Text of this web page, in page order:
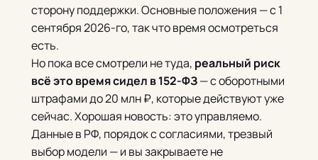
сторону поддержки. Основные положения — с 1
сентября 2026-го, так что время осмотреться
есть.
Но пока все смотрели не туда, реальный риск
всё это время сидел в 152-ФЗ— с оборотными
штрафами до 20 млн ₽, которые действуют уже
сейчас. Хорошая новость: это управляемо.
Данные в РФ, порядок с согласиями, трезвый
выбор модели — и вы закрываете не